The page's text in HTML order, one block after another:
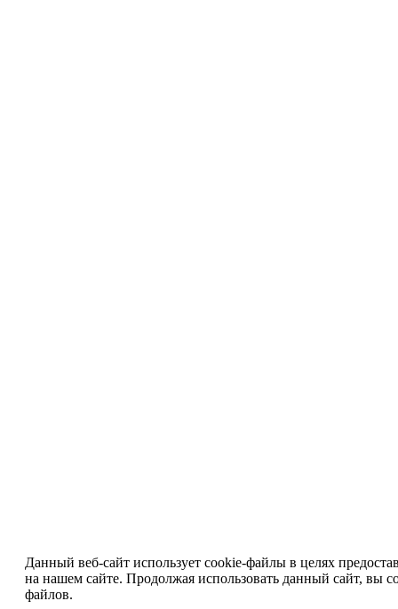
Данный веб-сайт использует cookie-файлы в целях
на нашем сайте. Продолжая использовать данный сайт, вы
файлов.